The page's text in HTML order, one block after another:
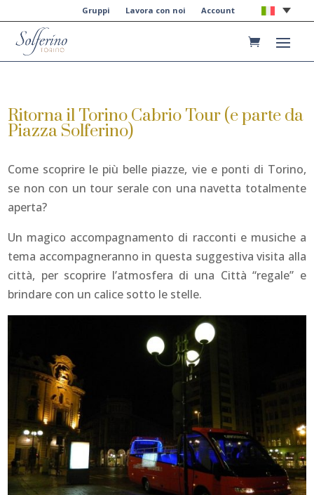
Gruppi Lavora con noi Account
Ritorna il Torino Cabrio Tour (e parte da
Piazza Solferino)
Come scoprire le più belle piazze, vie e ponti di Torino,
se non con un tour serale con una navetta totalmente
aperta?
Un magico accompagnamento di racconti e musiche a
tema accompagneranno in questa suggestiva visita alla
città, per scoprire l’atmosfera di una Città “regale” e
brindare con un calice sotto le stelle.